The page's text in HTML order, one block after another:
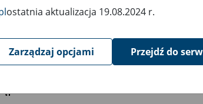
deklaracji dostępności, czyli informacji o
oraz o przysługujących Ci prawach.
ostatnia aktualizacja 19.08.2024 r.
Zarządzaj opcjami Przejdź do